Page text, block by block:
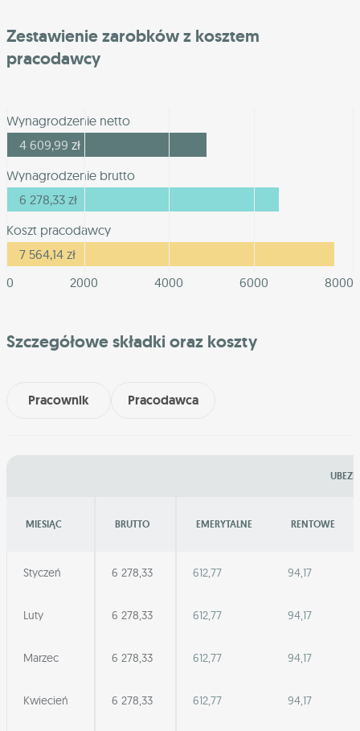
Zestawienie zarobków z kosztem
pracodawcy
Wynagrodzenie netto
4 609,99 zł
Wynagrodzenie brutto
6 278,33 zł
Koszt pracodawcy
7 564,14 zł
0
2000 4000 6000 8000
Szczegółowe składki oraz koszty
Pracownik Pracodawca
MIESIĄC BRUTTO EMERYTALNE RENTOWE
Styczeń 6 278,33 612,77 94,17
Luty 6 278,33 612,77 94,17
Marzec 6 278,33 612,77 94,17
Kwiecień 6 278,33 612,77 94,17